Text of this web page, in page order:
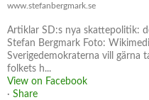
www.stefanbergmark.se
Artiklar SD:s nya skattepolitik:
Stefan Bergmark Foto:
Sverigedemokraterna vill gärna
folkets h...
View on Facebook
· Share